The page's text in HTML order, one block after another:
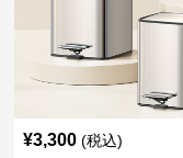
¥3,300 (税込)